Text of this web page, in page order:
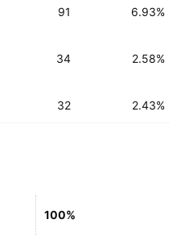
91 6.93%
34 2.58%
32 2.43%
100%